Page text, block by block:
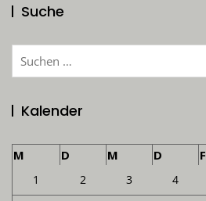
Suche
Suchen
Kalender
M D M D F
1 2 3 4